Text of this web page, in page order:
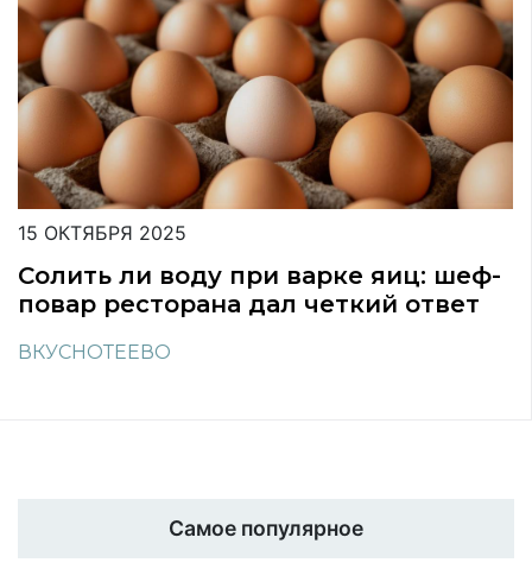
15 ОКТЯБРЯ 2025
Солить ли воду при варке яиц: шеф-
повар ресторана дал четкий ответ
ВКУСНОТЕЕВО
Самое популярное